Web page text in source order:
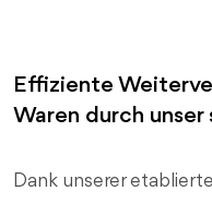
Effiziente
Waren durch
Dank unserer